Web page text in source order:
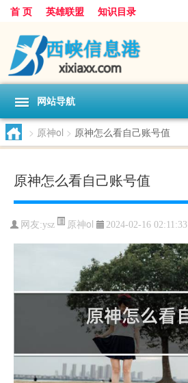
首 页 英雄联盟 知识目录
网站导航
> 原神ol > 原神怎么看自己账号值
原神怎么看自己账号值
网友:ysz 原神ol 2024-02-16 02:11:33